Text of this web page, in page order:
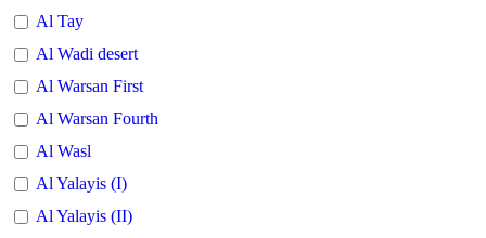
Al Tay
Al Wadi desert
Al Warsan First
Al Warsan Fourth
Al Wasl
Al Yalayis (I)
Al Yalayis (II)